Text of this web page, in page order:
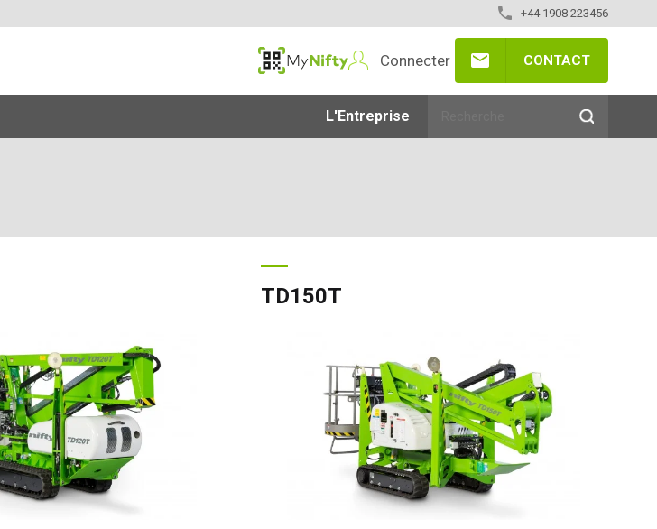
+44 1908 223456
MyNifty
Connecter CONTACT
L'Entreprise
TD150T